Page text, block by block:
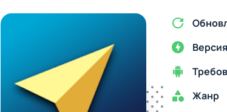
Версия
Жанр